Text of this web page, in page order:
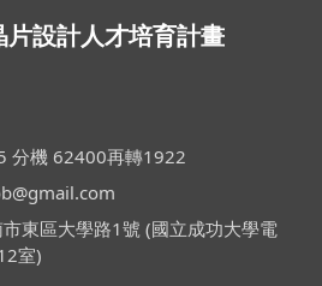
設計人才培育計畫
分機 62400再轉1922
東區大學路1號 (國立成功大學電
室)